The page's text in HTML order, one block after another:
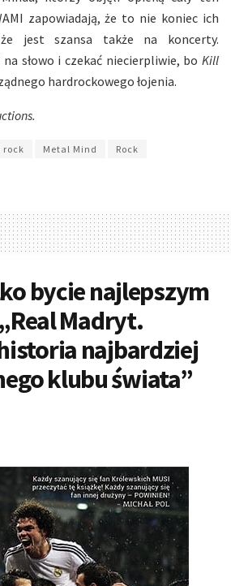
zapowiadają, że to nie koniec ich
jest szansa także na koncerty.
słowo i czekać niecierpliwie, bo Kill
hardrockowego łojenia.
rock Metal Mind Rock
bycie najlepszym
Madryt.
najbardziej
klubu świata”